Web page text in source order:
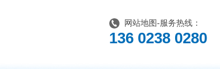
网站地图 -服务热线：
136 0238 0280